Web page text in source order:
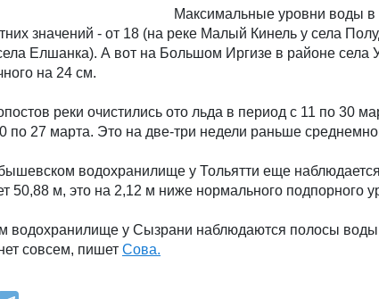
Максимальные уровни воды
значений - от 18 (на реке Малый Кинель у села
Елшанка). А вот на Большом Иргизе в районе села
на 24 см.
реки очистились ото льда в период с 11 по 30
по 27 марта. Это на две-три недели раньше
водохранилище у Тольятти еще
50,88 м, это на 2,12 м ниже нормального подпорного
водохранилище у Сызрани наблюдаются полосы
совсем, пишет Сова.